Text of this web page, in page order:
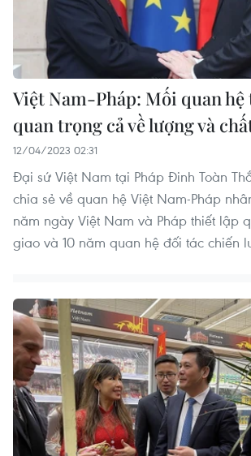
Việt Nam-Pháp: Mối quan
quan trọng cả về lượng và
12/04/2023 02:31
Đại sứ Việt Nam tại Pháp Đinh Toàn
chia sẻ về quan hệ Việt Nam-Pháp
năm ngày Việt Nam và Pháp thiết lập
giao và 10 năm quan hệ đối tác chiến